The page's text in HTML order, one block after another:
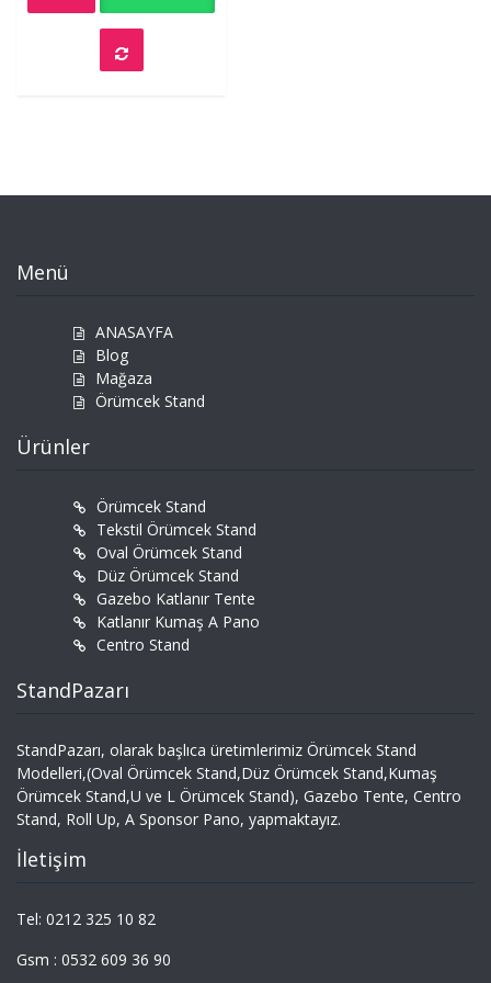
Menü
ANASAYFA
Blog
Mağaza
Örümcek Stand
Ürünler
Örümcek Stand
Tekstil Örümcek Stand
Oval Örümcek Stand
Düz Örümcek Stand
Gazebo Katlanır Tente
Katlanır Kumaş A Pano
Centro Stand
StandPazarı
StandPazarı, olarak başlıca üretimlerimiz Örümcek Stand
Modelleri,(Oval Örümcek Stand,Düz Örümcek Stand,Kumaş
Örümcek Stand,U ve L Örümcek Stand), Gazebo Tente, Centro
Stand, Roll Up, A Sponsor Pano, yapmaktayız.
İletişim
Tel: 0212 325 10 82
Gsm : 0532 609 36 90